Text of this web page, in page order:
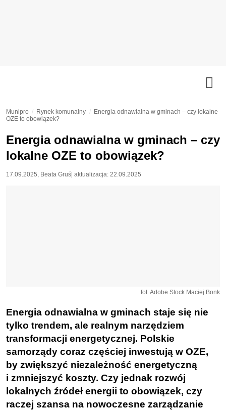
Munipro Rynek komunalny
Energia odnawialna w gminach – czy lokalne
OZE to obowiązek?
Energia odnawialna w gminach – czy
lokalne OZE to obowiązek?
17.09.2025, Beata Gruś | aktualizacja: 22.09.2025
fot. Adobe Stock Maciej Bonk
Energia odnawialna w gminach staje się nie
tylko trendem, ale realnym narzędziem
transformacji energetycznej. Polskie
samorządy coraz częściej inwestują w OZE,
by zwiększyć niezależność energetyczną
i zmniejszyć koszty. Czy jednak rozwój
lokalnych źródeł energii to obowiązek, czy
raczej szansa na nowoczesne zarządzanie